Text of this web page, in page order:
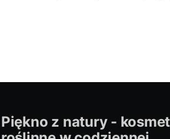
Piękno z natury -